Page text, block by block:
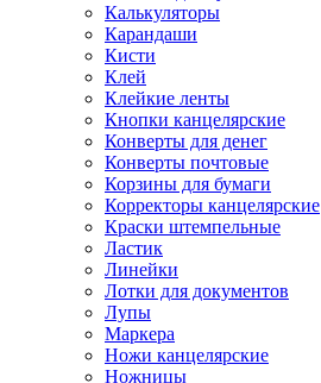
Калькуляторы
Карандаши
Кисти
Клей
Клейкие ленты
Кнопки канцелярские
Конверты для денег
Конверты почтовые
Корзины для бумаги
Корректоры канцелярские
Краски штемпельные
Ластик
Линейки
Лотки для документов
Лупы
Маркера
Ножи канцелярские
Ножницы